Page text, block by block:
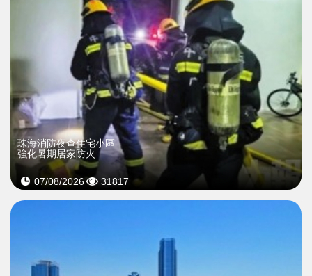
珠海消防夜查住宅小區
強化暑期居家防火
07/08/2026 31817